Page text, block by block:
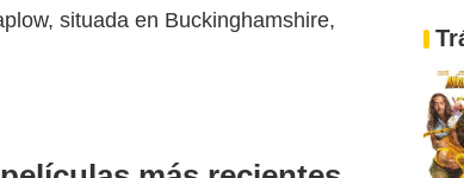
situada en Buckinghamshire,